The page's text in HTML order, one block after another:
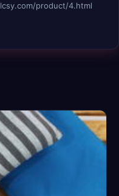
product/4.html